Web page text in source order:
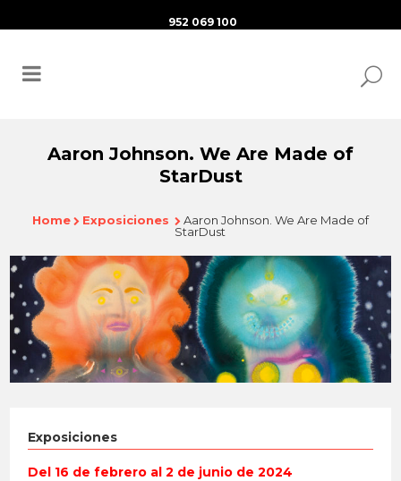
952 069 100
Aaron Johnson. We Are Made of
StarDust
Home Exposiciones
Aaron Johnson. We Are Made of
StarDust
Exposiciones
Del 16 de febrero al 2 de junio de 2024